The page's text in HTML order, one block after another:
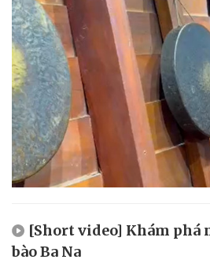
[Short video] Khám phá
bào Ba Na